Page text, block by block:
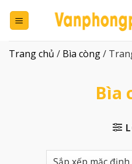
đến
dung
Trang chủ / Bìa còng/
Bìa